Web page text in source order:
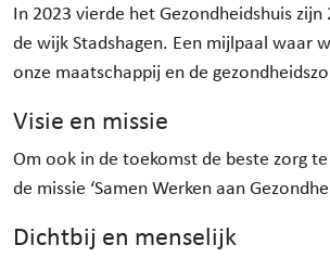
In 2023 vierde het Gezondheidshuis
de wijk Stadshagen. Een mijlpaal waar
onze maatschappij en de
Visie en missie
Om ook in de toekomst de beste zorg
de missie ‘Samen Werken aan
Dichtbij en menselijk